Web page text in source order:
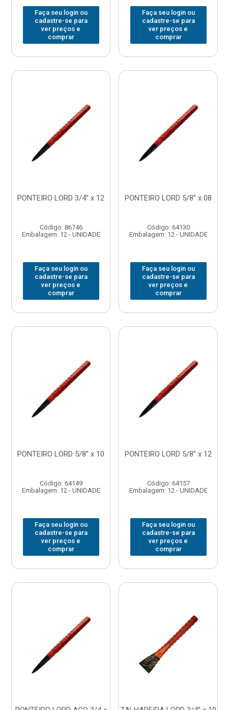
Faça seu login ou
cadastre-se para
ver preços e
comprar
Faça seu login ou
cadastre-se para
ver preços e
comprar
PONTEIRO LORD 3/4” x 12
Código: 86746
Embalagem: 12 - UNIDADE
Faça seu login ou
cadastre-se para
ver preços e
comprar
PONTEIRO LORD 5/8” x 08
Código: 64130
Embalagem: 12 - UNIDADE
Faça seu login ou
cadastre-se para
ver preços e
comprar
PONTEIRO LORD 5/8” x 10
Código: 64149
Embalagem: 12 - UNIDADE
Faça seu login ou
cadastre-se para
ver preços e
comprar
PONTEIRO LORD 5/8” x 12
Código: 64157
Embalagem: 12 - UNIDADE
Faça seu login ou
cadastre-se para
ver preços e
comprar